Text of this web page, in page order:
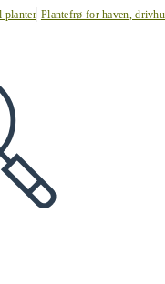
planter Plantefrø for haven,